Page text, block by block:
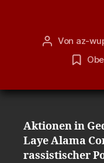
Beitragsautor
Von az-
Aktionen in
Laye Alama
rassistischer